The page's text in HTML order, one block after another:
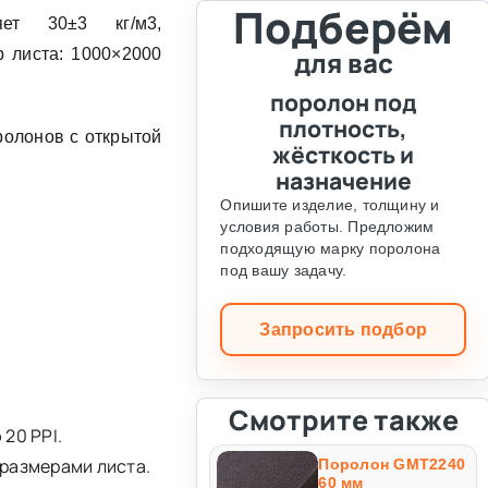
30±3 кг/м3,
1000×2000
с открытой
PPI.
листа.
Подберём
для вас
поролон под
плотность,
жёсткость и
назначение
Опишите изделие, толщину и
условия работы. Предложим
подходящую марку поролона
под вашу задачу.
Запросить подбор
Смотрите также
Поролон GMT2240
60 мм